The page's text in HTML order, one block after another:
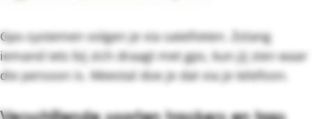
Gps-systemen volgen je via satellieten. Zolang
iemand iets bij zich draagt met gps, kun jij zien waar
die persoon is. Meestal doe je dat via je telefoon.